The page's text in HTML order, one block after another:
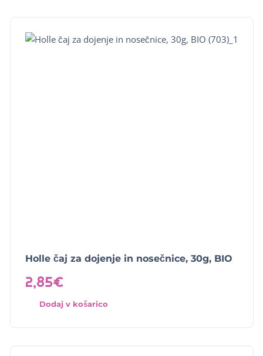
Holle čaj za dojenje in nosečnice, 30g, BIO
2,85€
Dodaj v košarico